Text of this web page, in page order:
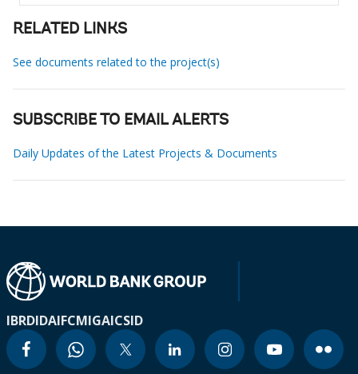
RELATED LINKS
See documents related to the project(s)
SUBSCRIBE TO EMAIL ALERTS
Daily Updates of the Latest Projects & Documents
IBRDIDAIFCMIGAICSID